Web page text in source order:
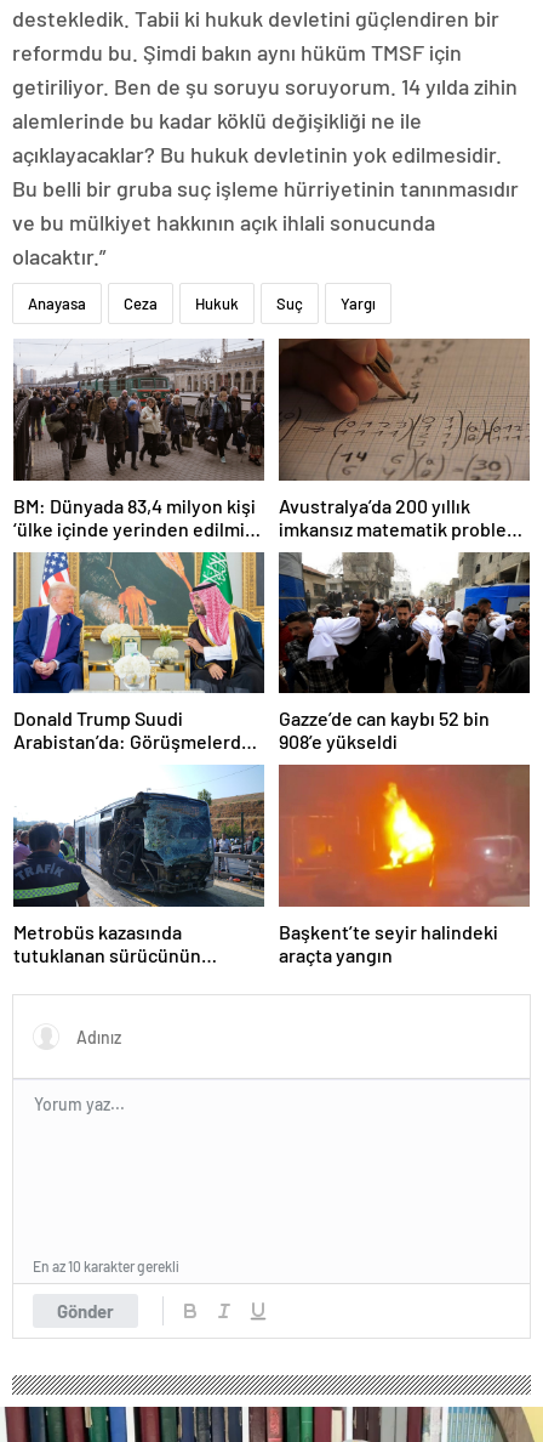
destekledik. Tabii ki hukuk devletini güçlendiren bir
reformdu bu. Şimdi bakın aynı hüküm TMSF için
getiriliyor. Ben de şu soruyu soruyorum. 14 yılda zihin
alemlerinde bu kadar köklü değişikliği ne ile
açıklayacaklar? Bu hukuk devletinin yok edilmesidir.
Bu belli bir gruba suç işleme hürriyetinin tanınmasıdır
ve bu mülkiyet hakkının açık ihlali sonucunda
olacaktır.”
Anayasa Ceza Hukuk Suç Yargı
BM: Dünyada 83,4 milyon kişi
‘ülke içinde yerinden edilmiş’
olarak yaşıyor
Avustralya’da 200 yıllık
imkansız matematik problemi
çözüldü
Donald Trump Suudi
Arabistan’da: Görüşmelerde
Gazze’de can kaybı 52 bin
908’e yükseldi
Metrobüs kazasında
tutuklanan sürücünün
Başkent’te seyir halindeki
araçta yangın
Gönder
En az 10 karakter gerekli